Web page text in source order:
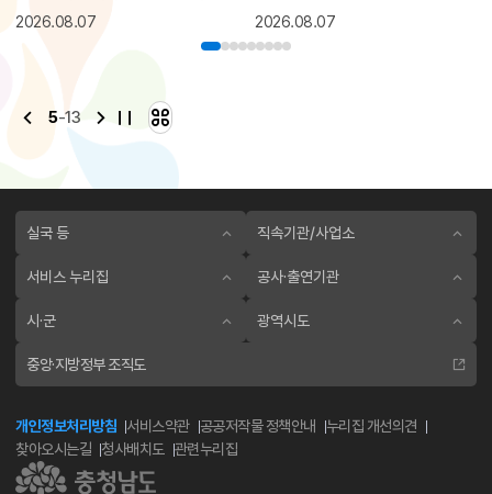
2026.08.07 2026.08.07
5-13
실국 등 직속기관/사업소
서비스 누리집 공사·출연기관
시·군 광역시도
중앙·지방정부 조직도
개인정보처리방침 서비스약관 공공저작물 정책안내
누리집 개선의견
찾아오시는길
청사배치도 관련누리집